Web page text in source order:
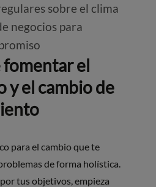
sobre el clima
negocios para
fomentar el
y el cambio de
para el cambio que te
de forma holística.
tus objetivos, empieza